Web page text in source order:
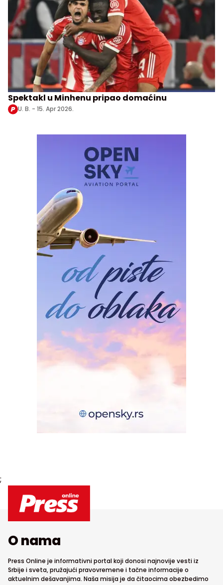
Spektakl u Minhenu pripao domaćinu
U. B. - 15. Apr 2026.
;
O nama
Press Online je informativni portal koji donosi najnovije vesti iz
Srbije i sveta, pružajući pravovremene i tačne informacije o
aktuelnim dešavanjima. Naša misija je da čitaocima obezbedimo